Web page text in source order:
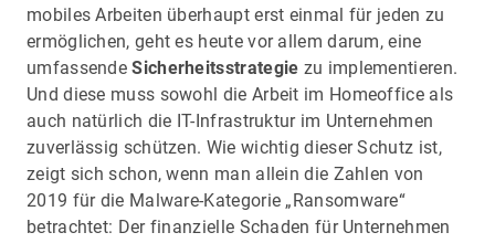
mobiles Arbeiten überhaupt erst einmal für jeden zu
ermöglichen, geht es heute vor allem darum, eine
umfassendeSicherheitsstrategie zu implementieren.
Und diese muss sowohl die Arbeit im Homeoffice als
auch natürlich die IT-Infrastruktur im Unternehmen
zuverlässig schützen. Wie wichtig dieser Schutz ist,
zeigt sich schon, wenn man allein die Zahlen von
2019 für die Malware-Kategorie „Ransomware“
betrachtet: Der finanzielle Schaden für Unternehmen